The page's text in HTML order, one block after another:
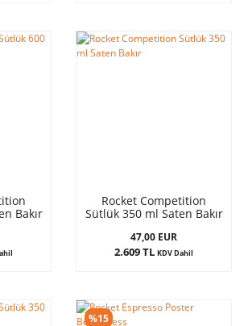
Bakır
Rocket Competition
Sütlük 350 ml Saten Bakır
47,00 EUR
2.609 TL KDV Dahil
%15